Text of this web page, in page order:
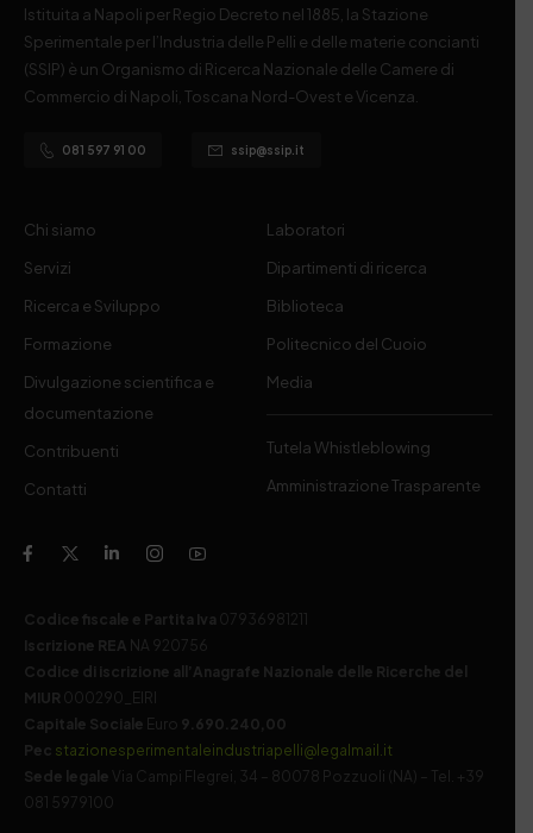
Istituita a Napoli per Regio Decreto nel 1885, la Stazione
Sperimentale per l’Industria delle Pelli e delle materie concianti
(SSIP) è un Organismo di Ricerca Nazionale delle Camere di
Commercio di Napoli, Toscana Nord-Ovest e Vicenza.
081 597 91 00 ssip@ssip.it
Chi siamo
Servizi
Ricerca e Sviluppo
Formazione
Divulgazione scientifica e
documentazione
Contribuenti
Contatti
Laboratori
Dipartimenti di ricerca
Biblioteca
Politecnico del Cuoio
Media
Tutela Whistleblowing
Amministrazione Trasparente
Codice fiscale e Partita Iva 07936981211
Iscrizione REA NA 920756
Codice di iscrizione all’Anagrafe Nazionale delle Ricerche del
MIUR 000290_EIRI
Capitale Sociale Euro 9.690.240,00
Pec stazionesperimentaleindustriapelli@legalmail.it
Sede legale
Via Campi Flegrei, 34 – 80078 Pozzuoli (NA) – Tel. +39
081 5979100